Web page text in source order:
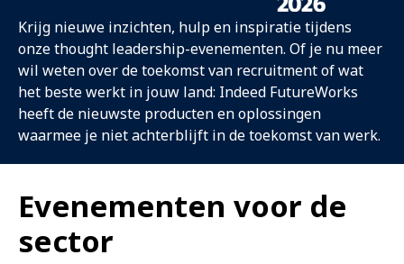
Krijg nieuwe inzichten, hulp en inspiratie tijdens
onze thought leadership-evenementen. Of je nu meer
wil weten over de toekomst van recruitment of wat
het beste werkt in jouw land: Indeed FutureWorks
heeft de nieuwste producten en oplossingen
waarmee je niet achterblijft in de toekomst van werk.
Evenementen voor de
sector